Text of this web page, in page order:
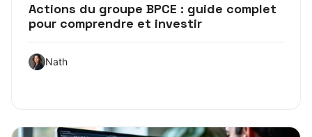
Actions du groupe BPCE : guide complet
pour comprendre et investir
Nath